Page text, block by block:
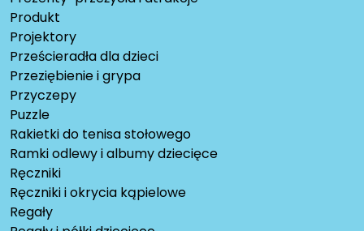
Produkt
Projektory
Prześcieradła dla dzieci
Przeziębienie i grypa
Przyczepy
Puzzle
Rakietki do tenisa stołowego
Ramki odlewy i albumy dziecięce
Ręczniki
Ręczniki i okrycia kąpielowe
Regały